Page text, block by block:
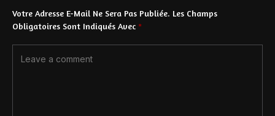
Votre Adresse E-Mail Ne Sera Pas Publiée. Les Champs
Obligatoires Sont Indiqués Avec *